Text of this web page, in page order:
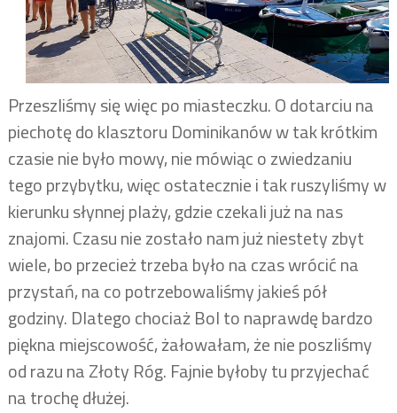
Przeszliśmy się więc po miasteczku. O dotarciu na
piechotę do klasztoru Dominikanów w tak krótkim
czasie nie było mowy, nie mówiąc o zwiedzaniu
tego przybytku, więc ostatecznie i tak ruszyliśmy w
kierunku słynnej plaży, gdzie czekali już na nas
znajomi. Czasu nie zostało nam już niestety zbyt
wiele, bo przecież trzeba było na czas wrócić na
przystań, na co potrzebowaliśmy jakieś pół
godziny. Dlatego chociaż Bol to naprawdę bardzo
piękna miejscowość, żałowałam, że nie poszliśmy
od razu na Złoty Róg. Fajnie byłoby tu przyjechać
na trochę dłużej.